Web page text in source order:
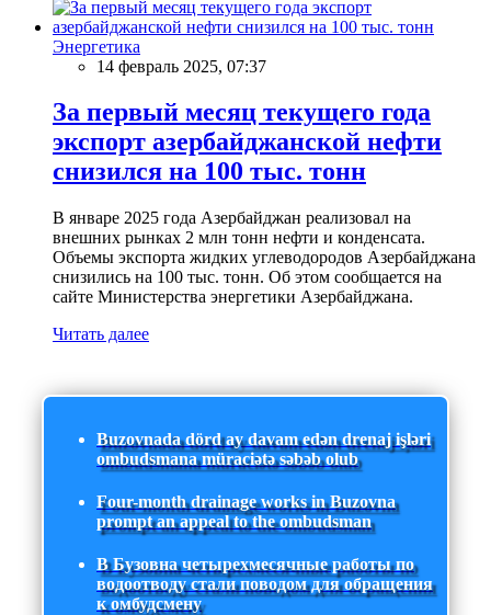
Энергетика
14 февраль 2025, 07:37
За первый месяц текущего года
экспорт азербайджанской нефти
снизился на 100 тыс. тонн
В январе 2025 года Азербайджан реализовал на
внешних рынках 2 млн тонн нефти и конденсата.
Объемы экспорта жидких углеводородов Азербайджана
снизились на 100 тыс. тонн. Об этом сообщается на
сайте Министерства энергетики Азербайджана.
Читать далее
Buzovnada dörd ay davam edən drenaj işləri
ombudsmana müraciətə səbəb olub
Four-month drainage works in Buzovna
prompt an appeal to the ombudsman
В Бузовна четырехмесячные работы по
водоотводу стали поводом для обращения
к омбудсмену